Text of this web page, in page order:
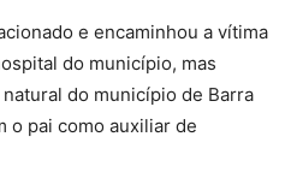
e encaminhou a vítima
do município, mas
do município de Barra
o pai como auxiliar de